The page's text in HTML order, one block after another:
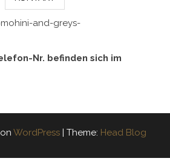
and-greys-
Nr. befinden sich im
WordPress | Theme: Head Blog